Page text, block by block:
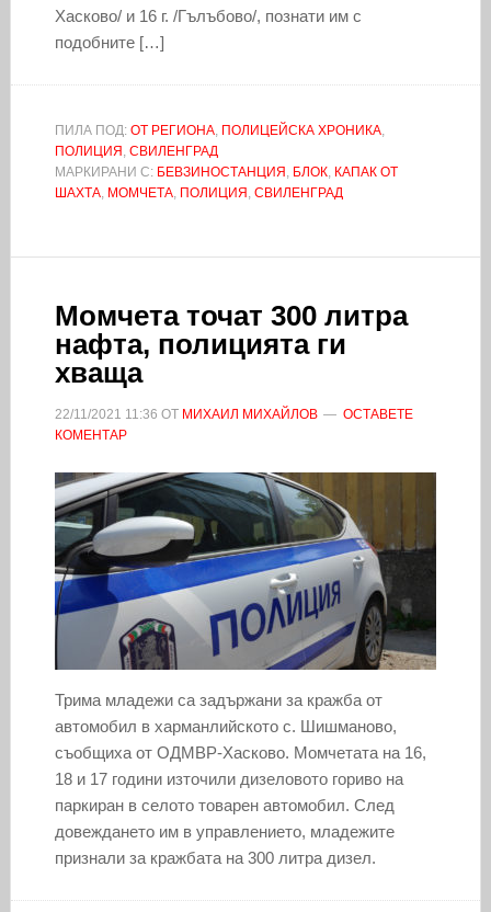
Хасково/ и 16 г. /Гълъбово/, познати им с
подобните […]
ПИЛА ПОД: ОТ РЕГИОНА, ПОЛИЦЕЙСКА ХРОНИКА,
ПОЛИЦИЯ , СВИЛЕНГРАД
МАРКИРАНИ С: БЕВЗИНОСТАНЦИЯ , БЛОК, КАПАК ОТ
ШАХТА, МОМЧЕТА, ПОЛИЦИЯ , СВИЛЕНГРАД
Момчета точат 300 литра
нафта, полицията ги
хваща
22/11/2021 11:36 ОТ МИХАИЛ МИХАЙЛОВ
ОСТАВЕТЕ
КОМЕНТАР
Трима младежи са задържани за кражба от
автомобил в харманлийското с. Шишманово,
съобщиха от ОДМВР-Хасково. Момчетата на 16,
18 и 17 години източили дизеловото гориво на
паркиран в селото товарен автомобил. След
довеждането им в управлението, младежите
признали за кражбата на 300 литра дизел.